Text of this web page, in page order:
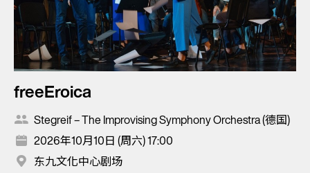
freeEroica
Stegreif – The Improvising Symphony Orchestra (德国)
2026年10月10日 (周六) 17:00
东九文化中心剧场